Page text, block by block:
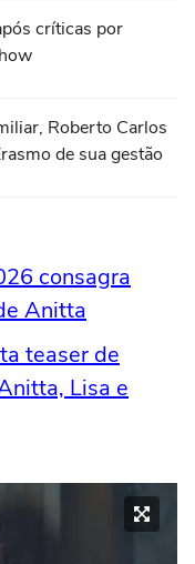
críticas por
Roberto Carlos
de sua gestão
consagra
Anitta
teaser de
Lisa e